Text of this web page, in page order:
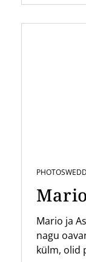
PHOTOS
Mario ja
nagu
külm, olid